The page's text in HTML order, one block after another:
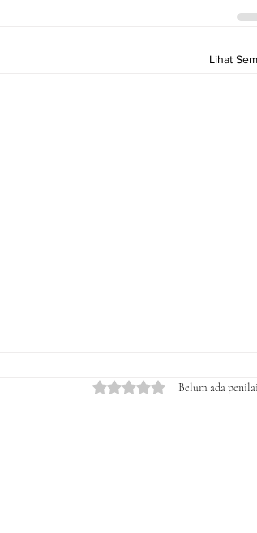
Lihat
Dinilai 0 dari 5 bintang.
Belum ada